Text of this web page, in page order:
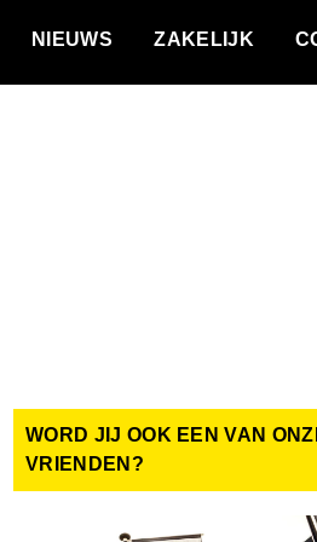
NIEUWS ZAKELIJK
WORD JIJ OOK EEN VAN
VRIENDEN?